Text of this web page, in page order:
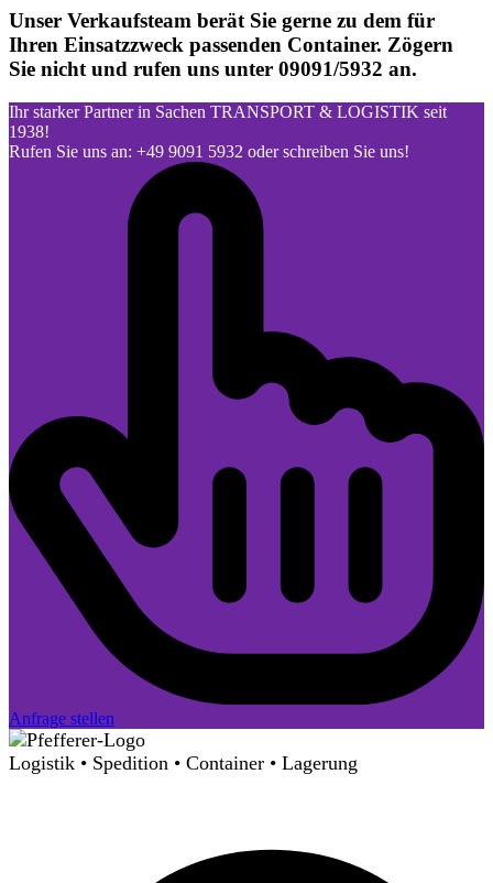
Unser Verkaufsteam berät Sie gerne zu dem für
Ihren Einsatzzweck passenden Container. Zögern
Sie nicht und rufen uns unter 09091/5932 an.
Ihr starker Partner in Sachen TRANSPORT & LOGISTIK seit
1938!
Rufen Sie uns an: +49 9091 5932 oder schreiben Sie uns!
Anfrage stellen
Logistik • Spedition • Container • Lagerung